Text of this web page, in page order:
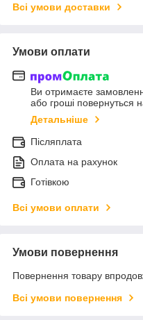
Всі умови доставки
Умови оплати
Ви отримаєте
або гроші повернуться
Детальніше
Післяплата
Оплата на рахунок
Готівкою
Всі умови оплати
Умови повернення
Повернення товару
Всі умови повернення